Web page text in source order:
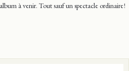
à venir. Tout sauf un spectacle ordinaire !